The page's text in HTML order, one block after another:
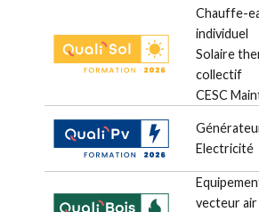
Chauffe-
individuel
Solaire
collectif
CESC
Electricité
vecteur air